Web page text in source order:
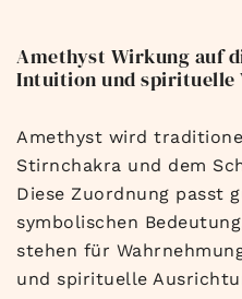
Amethyst Wirkung auf
Intuition und spirituelle
Amethyst wird
Stirnchakra und dem
Diese Zuordnung passt
symbolischen
stehen für
und spirituelle